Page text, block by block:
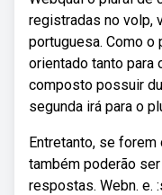
registradas no volp,
portuguesa. Como o
orientado tanto para
composto possuir
segunda irá para o
Entretanto, se
também poderão
respostas. Webn. e.